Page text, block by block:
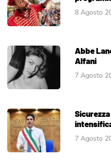
8 Agosto
Abbe
Alfani
7 Agosto
7 Agosto